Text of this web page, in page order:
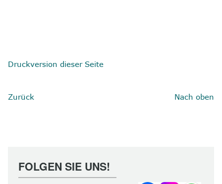
Druckversion dieser Seite
Zurück Nach oben
FOLGEN SIE UNS!